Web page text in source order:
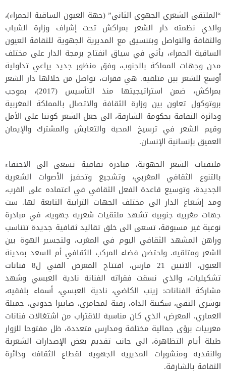
“الملتقى الشعري الجهوي الثاني” (جهة العيون الساقية الحمراء)،
والذي نظمته دار الشعر بمراكش تحت إشراف وزارة الشباب
والثقافة والتواصل وبتنسيق مع المديرية الجهوية للثقافة العيون
الساقية الحمراء، يأتي في سياق انفتاح برمجة الدار على مختلف
مدن وجهات المملكة بالجنوب، وفق منظور جديد يراعي تداولية
أوسع للشعر بين متلقيه. هي فقرات، تواصل من خلالها دار الشعر
بمراكش، ضمن استراتيجيتها منذ التأسيس (2017)، بموجب
بروتوكول تعاون بين وزارة الثقافة والاتصال بالمملكة المغربية
ودائرة الثقافة بحكومة الشارقة، الى جعل الشعر كوتنا على الأمل
وقيم الشعر في ترسيخ المحبة والتعايش والمشترك والإيمان
العميق بإنسانية الإنسان.
ملتقيات الشعر الجهوية، مبادرة ثقافية تسعى الى الاحتفاء
بالتنوع الثقافي المغربي، وتشجيع وتحفيز الأصوات الشعرية
الجديدة، وتوسيع قاعدة الفعل الثقافي في اعتماده على القرب،
ومد إشعاع الدار الى مختلف الجهات الترابية التابعة لها. ست
جهات مغربية جنوبية تشهد ملتقيات شعرية جهوية، في مبادرة
نوعية غير مسبوقة، تسعى الى خلق تقاليد ثقافية جديدة تتناسب
وراهن المشهد الثقافي اليوم في المغرب، ولتجسير الهوة بين
الشعر ومتلقيه. واحتضن فضاء المركب الثقافي أم السعد بمدينة
العيون، الاثنين 21 مارس، افتتاح المعرض الفني ل8 فنانات
تشكيليات، والذي نسقت فقراته الفنانة نادية العبسي وشهد
مشاركة الفنانات: زينب الكاضي، نادية العبسي، أسماء بلفقيه،
بوشرى التقي، سكينة الداه، رقية لمجامري، صابيرا جدوبي، جميلة
العماري. المعرض، الذي كان مناسبة للاقتراب من اشتغالات فنانات
مغربيات برؤى جمالية مختلفة ومدارس متعددة، ظل مفتوحا للزوار
طيلة أيام التظاهرة، الى جانب تقديم بعض الإصدارات الشعرية
والنقدية ومنشورات المديرية الجهوية لقطاع الثقافة ودائرة
الثقافة بالشارقة.